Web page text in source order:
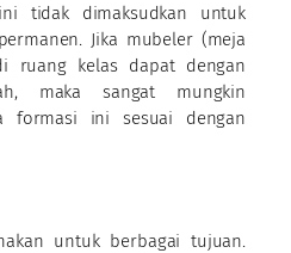
tidak dimaksudkan untuk
Jika mubeler (meja
ruang kelas dapat dengan
maka sangat mungkin
formasi ini sesuai dengan
untuk berbagai tujuan.